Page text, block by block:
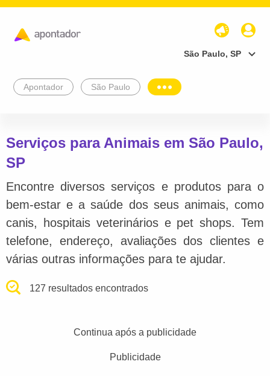
São Paulo, SP
Apontador São Paulo
Serviços para Animais em São Paulo,
SP
Encontre diversos serviços e produtos para o
bem-estar e a saúde dos seus animais, como
canis, hospitais veterinários e pet shops. Tem
telefone, endereço, avaliações dos clientes e
várias outras informações para te ajudar.
127 resultados encontrados
Continua após a publicidade
Publicidade